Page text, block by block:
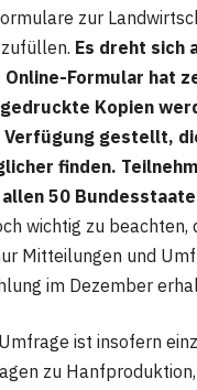
zur
Es dreht sich
Online-Formular hat
Kopien
Verfügung gestellt,
finden.
50
wichtig zu beachten,
Mitteilungen und
im Dezember
ist insofern
zu Hanfproduktion,